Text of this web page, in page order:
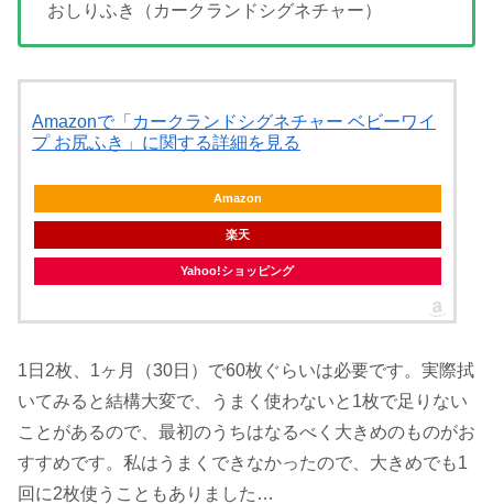
おしりふき（カークランドシグネチャー）
Amazonで「カークランドシグネチャー ベビーワイ
プ お尻ふき」に関する詳細を見る
Amazon
楽天
Yahoo!ショッピング
1日2枚、1ヶ月（30日）で60枚ぐらいは必要です。実際拭
いてみると結構大変で、うまく使わないと1枚で足りない
ことがあるので、最初のうちはなるべく大きめのものがお
すすめです。私はうまくできなかったので、大きめでも1
回に2枚使うこともありました…